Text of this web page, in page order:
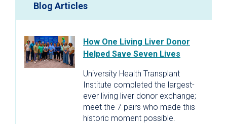
Blog Articles
How One Living Liver Donor
Helped Save Seven Lives
University Health Transplant
Institute completed the largest-
ever living liver donor exchange;
meet the 7 pairs who made this
historic moment possible.